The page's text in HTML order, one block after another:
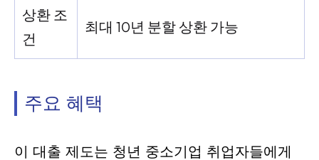
상환 조
건
최대 10년 분할 상환 가능
주요 혜택
이 대출 제도는 청년 중소기업 취업자들에게